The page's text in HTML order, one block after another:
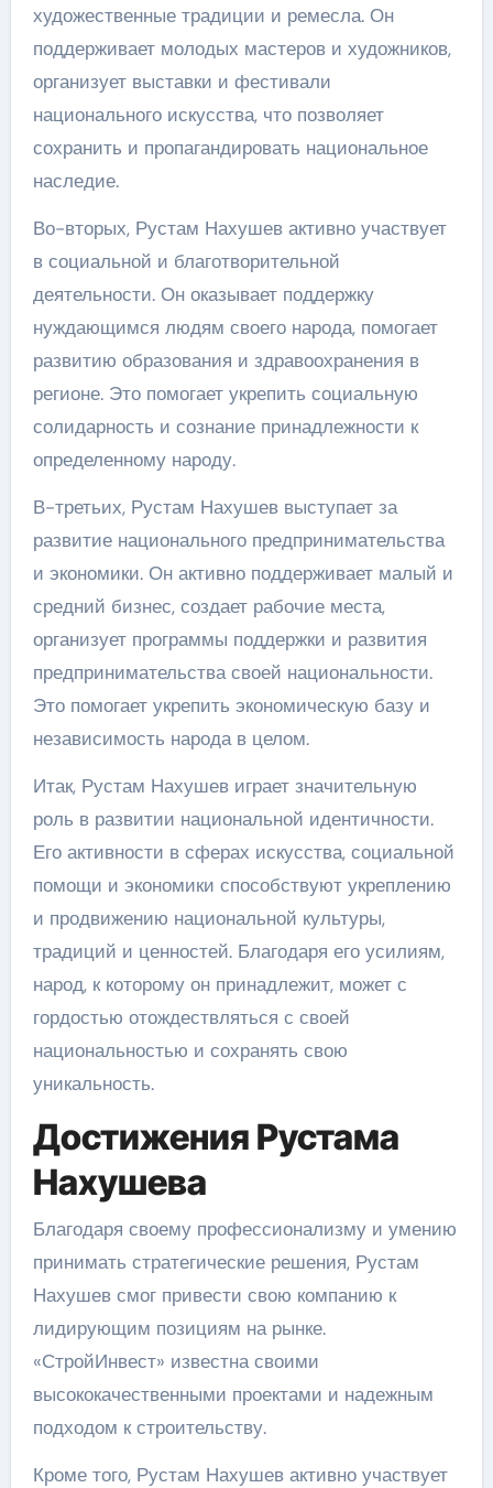
художественные традиции и ремесла. Он
поддерживает молодых мастеров и художников,
организует выставки и фестивали
национального искусства, что позволяет
сохранить и пропагандировать национальное
наследие.
Во-вторых, Рустам Нахушев активно участвует
в социальной и благотворительной
деятельности. Он оказывает поддержку
нуждающимся людям своего народа, помогает
развитию образования и здравоохранения в
регионе. Это помогает укрепить социальную
солидарность и сознание принадлежности к
определенному народу.
В-третьих, Рустам Нахушев выступает за
развитие национального предпринимательства
и экономики. Он активно поддерживает малый и
средний бизнес, создает рабочие места,
организует программы поддержки и развития
предпринимательства своей национальности.
Это помогает укрепить экономическую базу и
независимость народа в целом.
Итак, Рустам Нахушев играет значительную
роль в развитии национальной идентичности.
Его активности в сферах искусства, социальной
помощи и экономики способствуют укреплению
и продвижению национальной культуры,
традиций и ценностей. Благодаря его усилиям,
народ, к которому он принадлежит, может с
гордостью отождествляться с своей
национальностью и сохранять свою
уникальность.
Достижения Рустама
Нахушева
Благодаря своему профессионализму и умению
принимать стратегические решения, Рустам
Нахушев смог привести свою компанию к
лидирующим позициям на рынке.
«СтройИнвест» известна своими
высококачественными проектами и надежным
подходом к строительству.
Кроме того, Рустам Нахушев активно участвует